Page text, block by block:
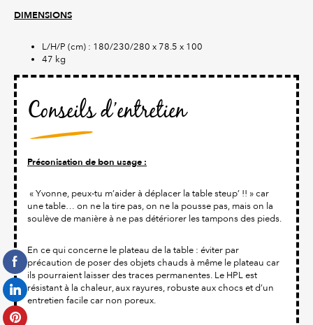
DIMENSIONS
L/H/P (cm) : 180/230/280 x 78.5 x 100
47 kg
Conseils d’entretien
Préconisation de bon usage :
« Yvonne, peux-tu m’aider à déplacer la table steup’ !! » car
une table… on ne la tire pas, on ne la pousse pas, mais on la
soulève de manière à ne pas détériorer les tampons des pieds.
En ce qui concerne le plateau de la table : éviter par
précaution de poser des objets chauds à même le plateau car
ils pourraient laisser des traces permanentes. Le HPL est
résistant à la chaleur, aux rayures, robuste aux chocs et d’un
entretien facile car non poreux.